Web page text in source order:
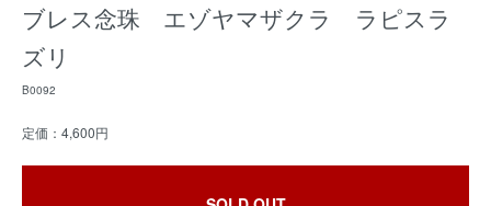
ブレス念珠 エゾヤマザクラ ラピスラ
ズリ
B0092
定価：4,600円